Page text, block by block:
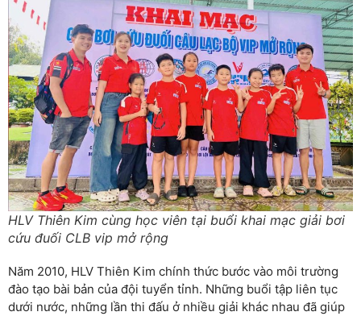
HLV Thiên Kim cùng học viên tại buổi khai mạc giải bơi
cứu đuối CLB vip mở rộng
Năm 2010, HLV Thiên Kim chính thức bước vào môi trường
đào tạo bài bản của đội tuyển tỉnh. Những buổi tập liên tục
dưới nước, những lần thi đấu ở nhiều giải khác nhau đã giúp